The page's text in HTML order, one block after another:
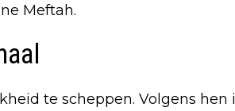
Meftah.
te scheppen. Volgens hen